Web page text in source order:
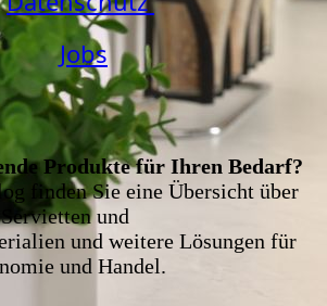
Jobs
Produkte für Ihren Bedarf?
finden Sie eine Übersicht über
und
und weitere Lösungen für
und Handel.